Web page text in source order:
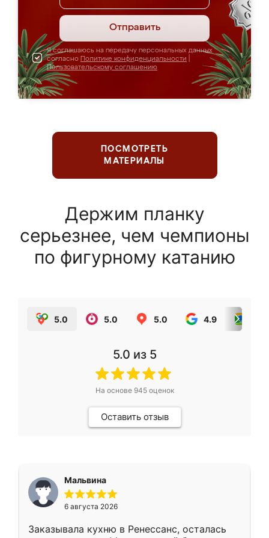
Отправить
Я соглашаюсь на передачу персональных данных
согласно Политике конфиденциальности
Пользовательскому соглашению
ПОСМОТРЕТЬ
МАТЕРИАЛЫ
Держим планку
серьезнее, чем чемпионы
по фигурному катанию
5.0 5.0 5.0 4.9
5.0 из 5
На основе 945оценок
Оставить отзыв
Мальвина
6 августа 2026
Заказывала кухню в Ренессанс, осталась